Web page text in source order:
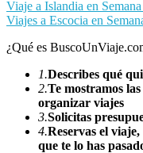
Viaje a Islandia en Semana
Viajes a Escocia en
¿Qué es
1.Describes qué
2.Te mostramos
organizar viajes
3.Solicitas
4.Reservas el
que te lo has